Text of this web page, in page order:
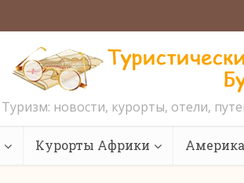
Туризм: новости, курорты, отели,
Курорты Африки Америка